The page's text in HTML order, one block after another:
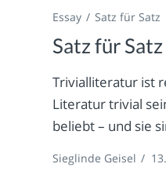
Essay Satz für Satz
Satz für
Trivialliteratur ist
Literatur trivial
beliebt – und sie
Sieglinde Geisel /